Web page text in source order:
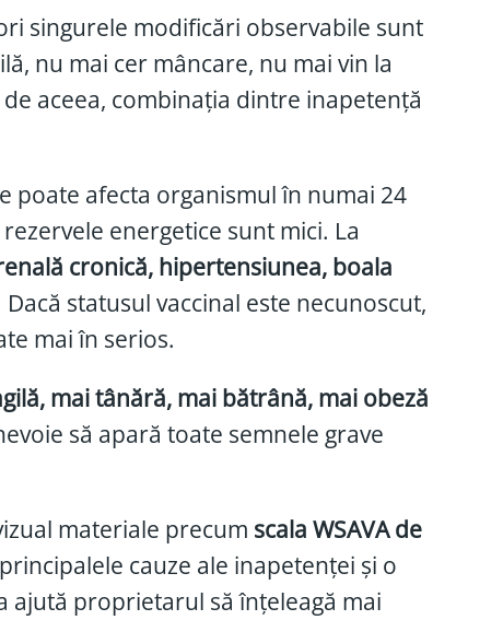
singurele modificări observabile sunt
nu mai cer mâncare, nu mai vin la
aceea, combinația dintre inapetență
poate afecta organismul în numai 24
energetice sunt mici. La
cronică, hipertensiunea, boala
Dacă statusul vaccinal este necunoscut,
mai în serios.
mai tânără, mai bătrână, mai obeză
să apară toate semnele grave
materiale precum scala WSAVA de
cauze ale inapetenței și o
ajută proprietarul să înțeleagă mai